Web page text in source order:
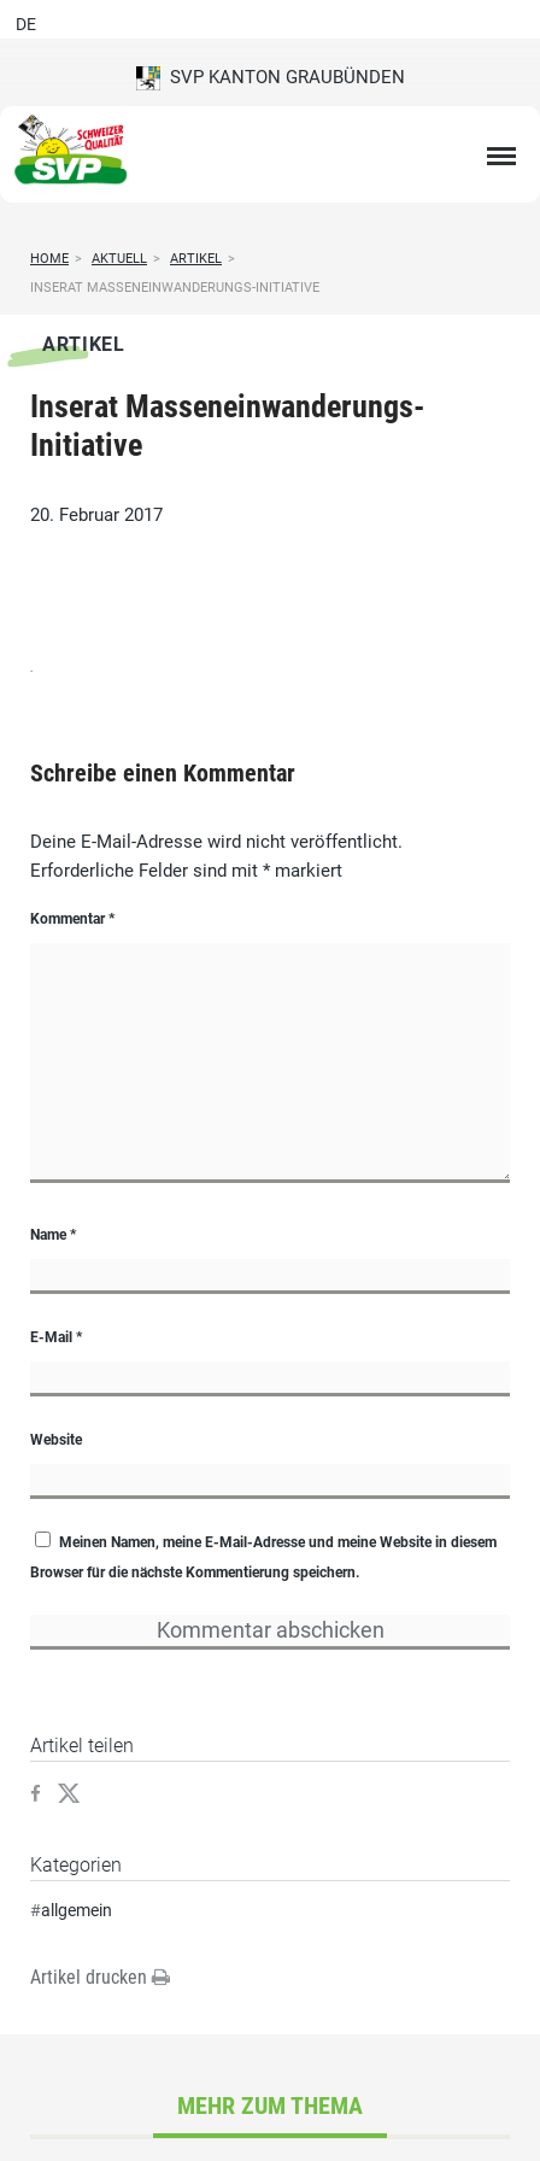
SVP KANTON GRAUBÜNDEN
DE
HOME > AKTUELL > ARTIKEL >
INSERAT MASSENEINWANDERUNGS-INITIATIVE
ARTIKEL
Inserat Masseneinwanderungs-
Initiative
20. Februar 2017
Schreibe einen Kommentar
Deine E-Mail-Adresse wird nicht veröffentlicht.
Erforderliche Felder sind mit *markiert
Kommentar*
Name*
E-Mail *
Website
Meinen Namen, meine E-Mail-Adresse und meine Website in diesem
Browser für die nächste Kommentierung speichern.
Artikel teilen
Kategorien
#allgemein
Artikel drucken
MEHR ZUM THEMA